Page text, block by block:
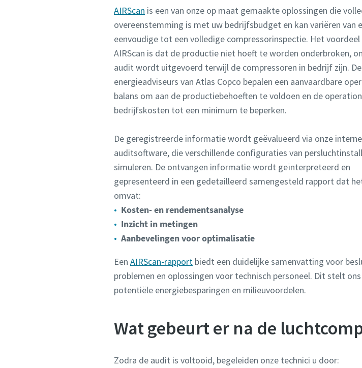
AIRScan is een van onze op maat gemaakte oplossingen die
overeenstemming is met uw bedrijfsbudget en kan variëren van
eenvoudige tot een volledige compressorinspectie. Het voordeel
AIRScan is dat de productie niet hoeft te worden onderbroken,
audit wordt uitgevoerd terwijl de compressoren in bedrijf zijn. De
energieadviseurs van Atlas Copco bepalen een aanvaardbare
balans om aan de productiebehoeften te voldoen en de
bedrijfskosten tot een minimum te beperken.
De geregistreerde informatie wordt geëvalueerd via onze interne
auditsoftware, die verschillende configuraties van
simuleren. De ontvangen informatie wordt geïnterpreteerd en
gepresenteerd in een gedetailleerd samengesteld rapport dat
omvat:
Kosten- en rendementsanalyse
Inzicht in metingen
Aanbevelingen voor optimalisatie
Een AIRScan-rapport biedt een duidelijke samenvatting voor
problemen en oplossingen voor technisch personeel. Dit stelt
potentiële energiebesparingen en milieuvoordelen.
Wat gebeurt er na de
Zodra de audit is voltooid, begeleiden onze technici u door: